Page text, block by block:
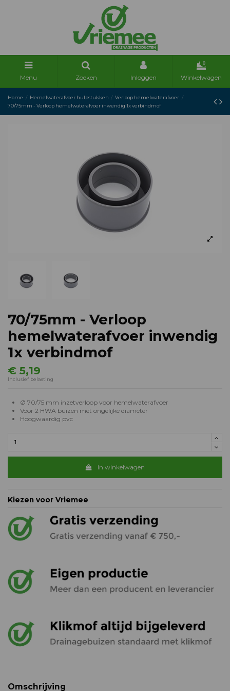
Menu Zoeken Inloggen
0
Winkelwagen
Home Hemelwaterafvoer hulpstukken
Verloop hemelwaterafvoer
70/75mm - Verloop hemelwaterafvoer inwendig 1x verbindmof
70/75mm - Verloop
hemelwaterafvoer inwendig
1x verbindmof
€ 5,19
Inclusief belasting
Ø 70/75 mm inzetverloop voor hemelwaterafvoer
Voor 2 HWA buizen met ongelijke diameter
Hoogwaardig pvc
In winkelwagen
Kiezen voor Vriemee
Omschrijving